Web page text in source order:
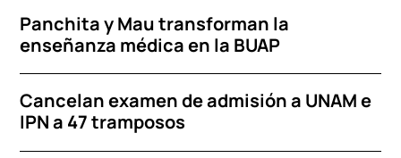
Panchita y Mau transforman la
enseñanza médica en la BUAP
Cancelan examen de admisión a UNAM e
IPN a 47 tramposos